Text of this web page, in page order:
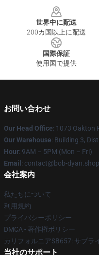
世界中に配送
200カ国以上に配送
国際保証
使用国で提供
お問い合わせ
Our Head Office: 1073 Oakton
Our Warehouse: Building 3,
Hour: 9AM – 5PM (Mon – Fri)
Email : contact@bob-dyan.shop
会社案内
私たちについて
利用規約
プライバシーポリシー
DMCA - 著作権ポリシー
カリフォルニアSB657: サプラ
当社のサポート